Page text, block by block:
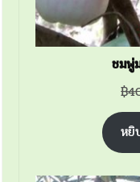
ชมพู่
฿
หยิ